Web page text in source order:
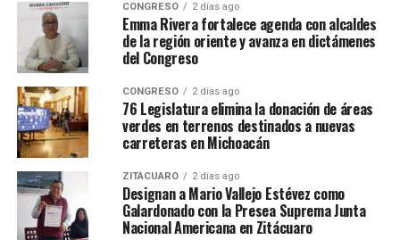
CONGRESO 2 días ago
Emma Rivera fortalece agenda con alcaldes
de la región oriente y avanza en dictámenes
del Congreso
CONGRESO 2 días ago
76 Legislatura elimina la donación de áreas
verdes en terrenos destinados a nuevas
carreteras en Michoacán
ZITÁCUARO 2 días ago
Designan a Mario Vallejo Estévez como
Galardonado con la Presea Suprema Junta
Nacional Americana en Zitácuaro